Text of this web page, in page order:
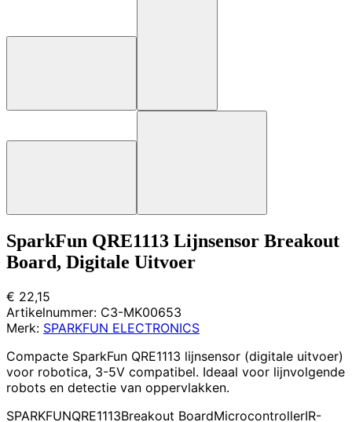
SparkFun QRE1113 Lijnsensor Breakout
Board, Digitale Uitvoer
€ 22,15
Artikelnummer: C3-MK00653
Merk: SPARKFUN ELECTRONICS
Compacte SparkFun QRE1113 lijnsensor (digitale uitvoer)
voor robotica, 3-5V compatibel. Ideaal voor lijnvolgende
robots en detectie van oppervlakken.
SPARKFUNQRE1113Breakout BoardMicrocontrollerIR-